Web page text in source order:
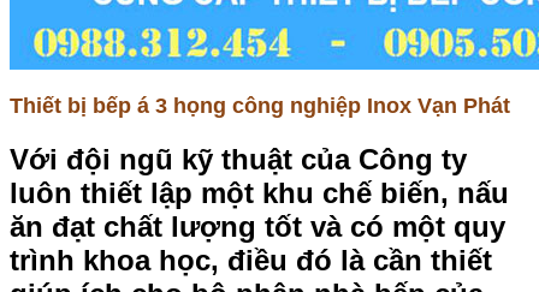
Thiết bị bếp á 3 họng công nghiệp Inox Vạn Phát
Với đội ngũ kỹ thuật của Công ty
luôn thiết lập một khu chế biến, nấu
ăn đạt chất lượng tốt và có một quy
trình khoa học, điều đó là cần thiết